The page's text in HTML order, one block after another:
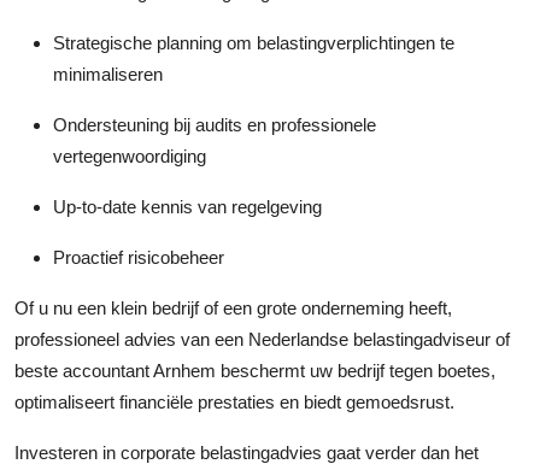
Strategische planning om belastingverplichtingen te
minimaliseren
Ondersteuning bij audits en professionele
vertegenwoordiging
Up-to-date kennis van regelgeving
Proactief risicobeheer
Of u nu een klein bedrijf of een grote onderneming heeft,
professioneel advies van een Nederlandse belastingadviseur of
beste accountant Arnhem beschermt uw bedrijf tegen boetes,
optimaliseert financiële prestaties en biedt gemoedsrust.
Investeren in corporate belastingadvies gaat verder dan het